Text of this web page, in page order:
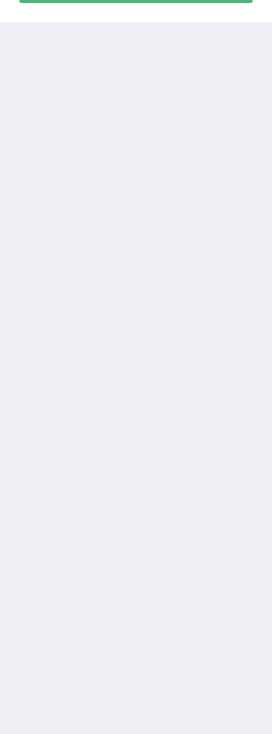
aktuálneho nastavenia prehliadača.